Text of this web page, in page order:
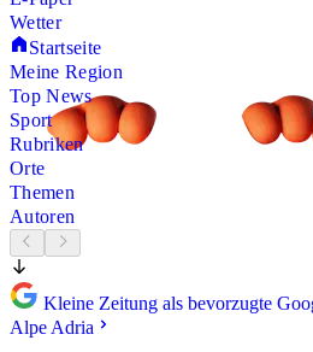
Wetter
Startseite
Meine Region
Top News
Sport
Rubriken
Orte
Themen
Autoren
Kleine Zeitung als bevorzugte
Alpe Adria